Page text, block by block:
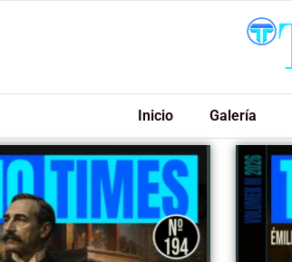
Inicio Galería